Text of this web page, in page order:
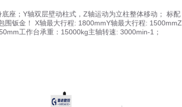
底座；Y轴双层壁动柱式，Z轴运动为立柱整体移动； 标配
围钣金！ X轴最大行程: 1800mmY轴最大行程: 1500mmZ
工作台承重：15000kg主轴转速: 3000min-1；